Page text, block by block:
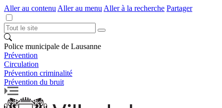
Aller au contenu Aller au menu Aller à la recherche Partager
Police municipale de Lausanne
Prévention
Circulation
Prévention criminalité
Prévention du bruit